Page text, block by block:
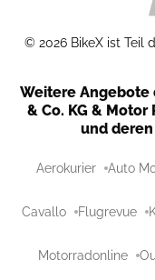
© 2026 BikeX ist Teil
Weitere Angebote
& Co. KG & Motor
und
Aerokurier Auto
Cavallo Flugrevue
Motorradonline